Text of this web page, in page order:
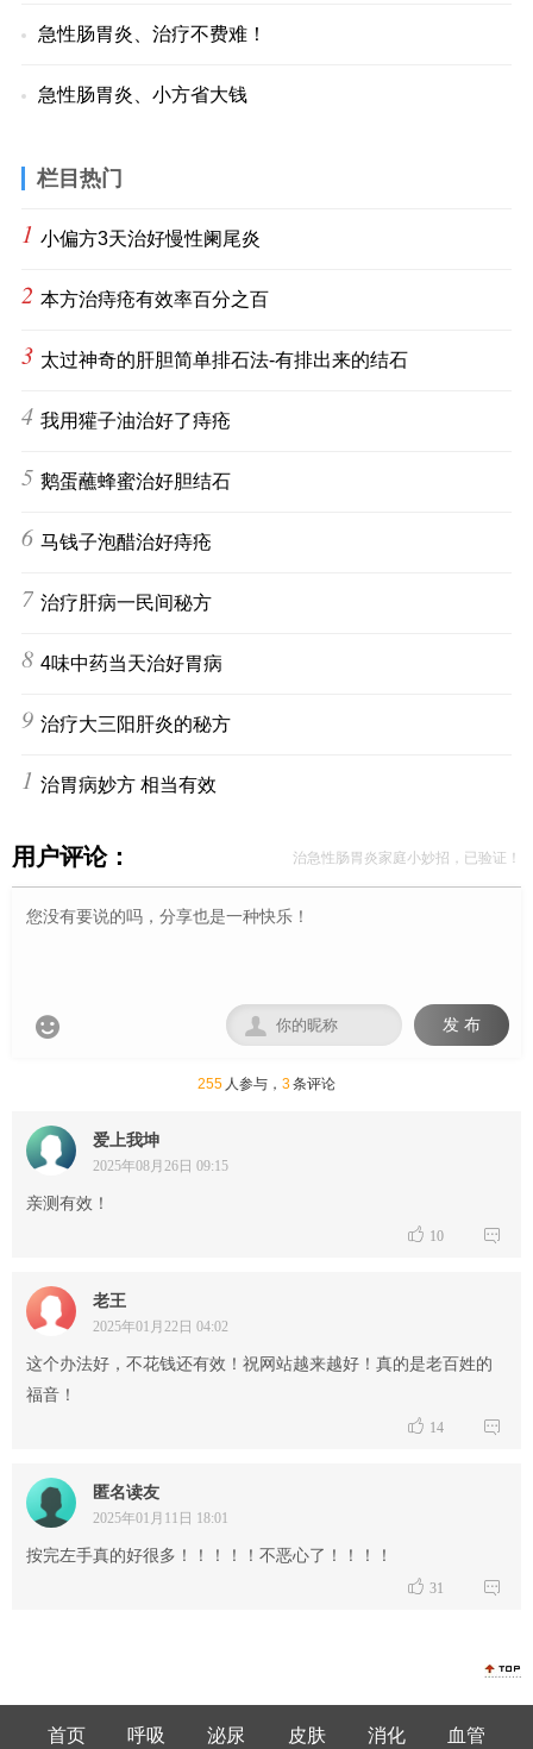
急性肠胃炎、治疗不费难！
急性肠胃炎、小方省大钱
栏目热门
1 小偏方3天治好慢性阑尾炎
2 本方治痔疮有效率百分之百
3 太过神奇的肝胆简单排石法-有排出来的结石
4 我用獾子油治好了痔疮
5 鹅蛋蘸蜂蜜治好胆结石
6 马钱子泡醋治好痔疮
7 治疗肝病一民间秘方
8 4味中药当天治好胃病
9 治疗大三阳肝炎的秘方
10治胃病妙方 相当有效
用户评论： 治急性肠胃炎家庭小妙招，已验证！
 发 布

255 人参与， 3条评论
爱上我坤
2025年08月26日 09:15
亲测有效！
 10 
老王
2025年01月22日 04:02
这个办法好，不花钱还有效！祝网站越来越好！真的是老百姓的
福音！
 14 
匿名读友
2025年01月11日 18:01
按完左手真的好很多！！！！！不恶心了！！！！
 31 
首页 呼吸 泌尿 皮肤 消化 血管